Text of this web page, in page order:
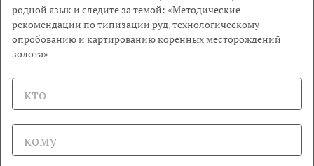
родной язык и следите за темой: «Методические
рекомендации по типизации руд, технологическому
опробованию и картированию коренных месторождений
золота»